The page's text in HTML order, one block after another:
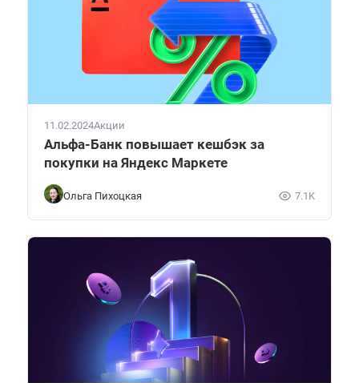
11.02.2024Акции
Альфа-Банк повышает кешбэк за
покупки на Яндекс Маркете
Ольга Пихоцкая 7.1K